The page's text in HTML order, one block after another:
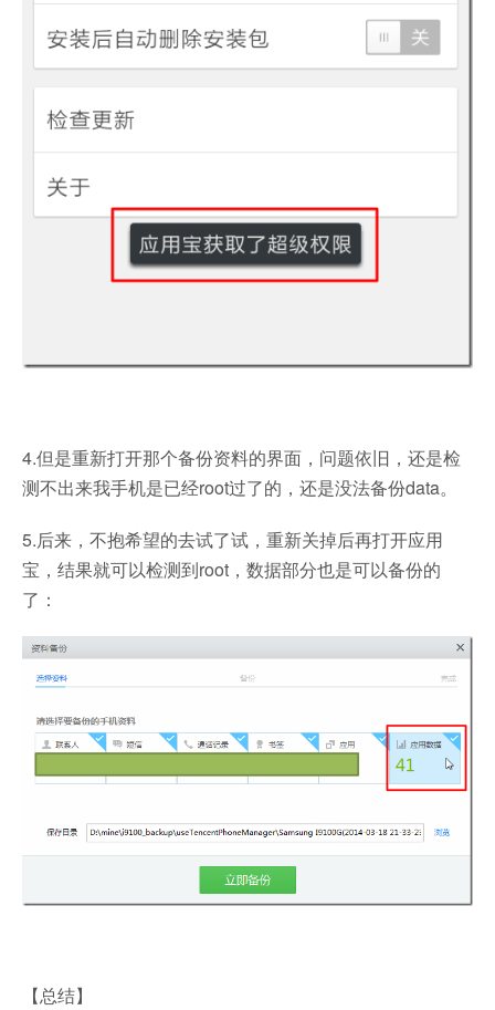
4.但是重新打开那个备份资料的界面，问题依旧，还是检
测不出来我手机是已经root过了的，还是没法备份data。
5.后来，不抱希望的去试了试，重新关掉后再打开应用
宝，结果就可以检测到root，数据部分也是可以备份的
了：
【总结】